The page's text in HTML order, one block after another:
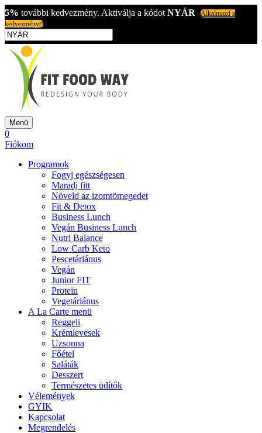
5% további kedvezmény. Aktiválja a kódot NYÁR
Alkalmazd a
kedvezményt!
Menü
0
Fiókom
Programok
Fogyj egészségesen
Maradj fitt
Növeld az izomtömegedet
Fit & Detox
Business Lunch
Vegán Business Lunch
Nutri Balance
Low Carb Keto
Pescetáriánus
Vegán
Junior FIT
Protein
Vegetáriánus
A La Carte menü
Reggeli
Krémlevesek
Uzsonna
Főétel
Saláták
Desszert
Természetes üdítők
Vélemények
GYIK
Kapcsolat
Megrendelés